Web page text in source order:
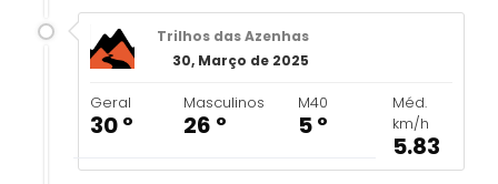
Trilhos das Azenhas
30, Março de 2025
Geral
30 º
Masculinos
26 º
M40
5 º
Méd.
km/h
5.83